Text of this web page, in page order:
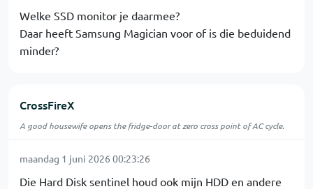
Welke SSD monitor je daarmee?
Daar heeft Samsung Magician voor of is die beduidend
minder?
CrossFireX
A good housewife opens the fridge-door at zero cross point of AC cycle.
maandag 1 juni 2026 00:23:26
Die Hard Disk sentinel houd ook mijn HDD en andere